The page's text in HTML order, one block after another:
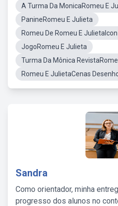
A Turma Da MonicaRomeu E
PanineRomeu E Julieta
Romeu De Romeu E
JogoRomeu E Julieta
Turma Da Mônica
Romeu E JulietaCenas
Sandra
Como orientador, minha
progresso dos alunos no